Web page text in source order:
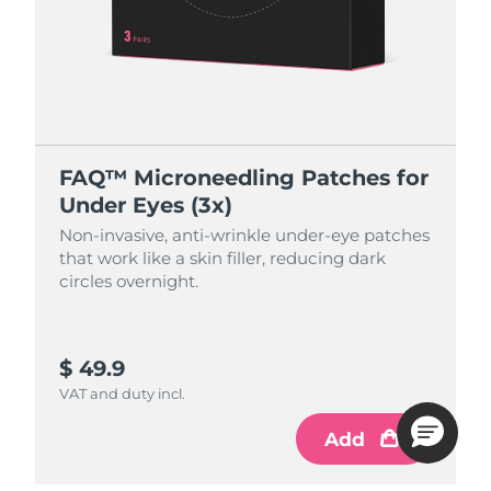
FAQ™ Microneedling Patches for
Under Eyes (3x)
Non-invasive, anti-wrinkle under-eye patches
that work like a skin filler, reducing dark
circles overnight.
$ 49.9
VAT and duty incl.
Add